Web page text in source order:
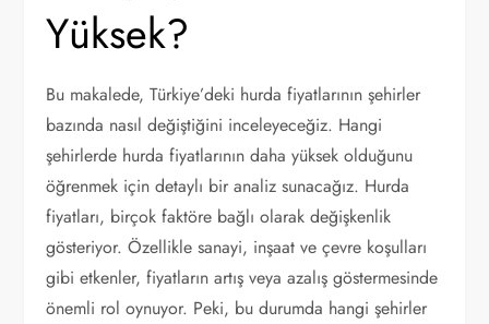
Yüksek?
Bu makalede, Türkiye’deki hurda fiyatlarının şehirler
bazında nasıl değiştiğini inceleyeceğiz. Hangi
şehirlerde hurda fiyatlarının daha yüksek olduğunu
öğrenmek için detaylı bir analiz sunacağız. Hurda
fiyatları, birçok faktöre bağlı olarak değişkenlik
gösteriyor. Özellikle sanayi, inşaat ve çevre koşulları
gibi etkenler, fiyatların artış veya azalış göstermesinde
önemli rol oynuyor. Peki, bu durumda hangi şehirler